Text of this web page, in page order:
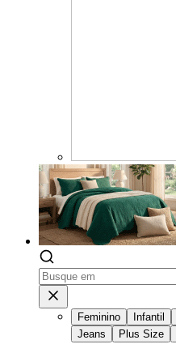
Feminino Infantil
Jeans
Plus Size